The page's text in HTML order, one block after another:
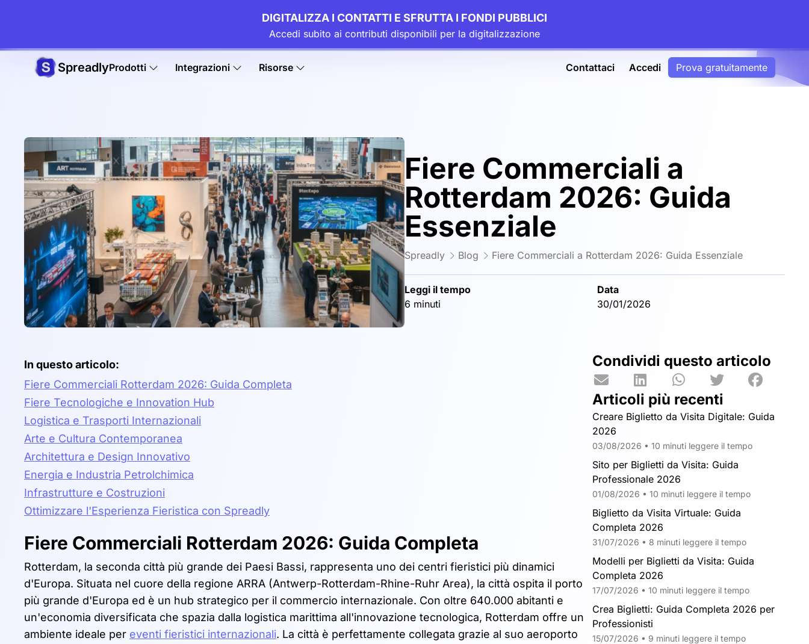
DIGITALIZZA I CONTATTI E SFRUTTA I FONDI PUBBLICI
Accedi subito ai contributi disponibili per la digitalizzazione
SpreadlyProdotti Integrazioni Risorse Contattaci Accedi Prova gratuitamente
Fiere Commerciali a
Rotterdam 2026: Guida
Essenziale
Spreadly Blog Fiere Commerciali a Rotterdam 2026: Guida Essenziale
Leggi il tempo
6 minuti
Data
30/01/2026
In questo articolo:
Fiere Commerciali Rotterdam 2026: Guida Completa
Fiere Tecnologiche e Innovation Hub
Logistica e Trasporti Internazionali
Arte e Cultura Contemporanea
Architettura e Design Innovativo
Energia e Industria Petrolchimica
Infrastrutture e Costruzioni
Ottimizzare l'Esperienza Fieristica con Spreadly
Fiere Commerciali Rotterdam 2026: Guida Completa
Rotterdam, la seconda città più grande dei Paesi Bassi, rappresenta uno dei centri fieristici più dinamici
d'Europa. Situata nel cuore della regione ARRA (Antwerp-Rotterdam-Rhine-Ruhr Area), la città ospita il porto
più grande d'Europa ed è un hub strategico per il commercio internazionale. Con oltre 640.000 abitanti e
un'economia diversificata che spazia dalla logistica marittima all'innovazione tecnologica, Rotterdam offre un
ambiente ideale per eventi fieristici internazionali. La città è perfettamente collegata grazie al suo aeroporto
Condividi questo articolo
Articoli più recenti
Creare Biglietto da Visita Digitale: Guida
2026
03/08/2026 • 10 minuti leggere il tempo
Sito per Biglietti da Visita: Guida
Professionale 2026
01/08/2026 • 10 minuti leggere il tempo
Biglietto da Visita Virtuale: Guida
Completa 2026
31/07/2026 • 8 minuti leggere il tempo
Modelli per Biglietti da Visita: Guida
Completa 2026
17/07/2026 • 10 minuti leggere il tempo
Crea Biglietti: Guida Completa 2026 per
Professionisti
15/07/2026 • 9 minuti leggere il tempo